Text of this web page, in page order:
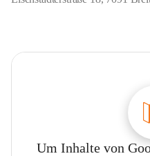
Um Inhalte von